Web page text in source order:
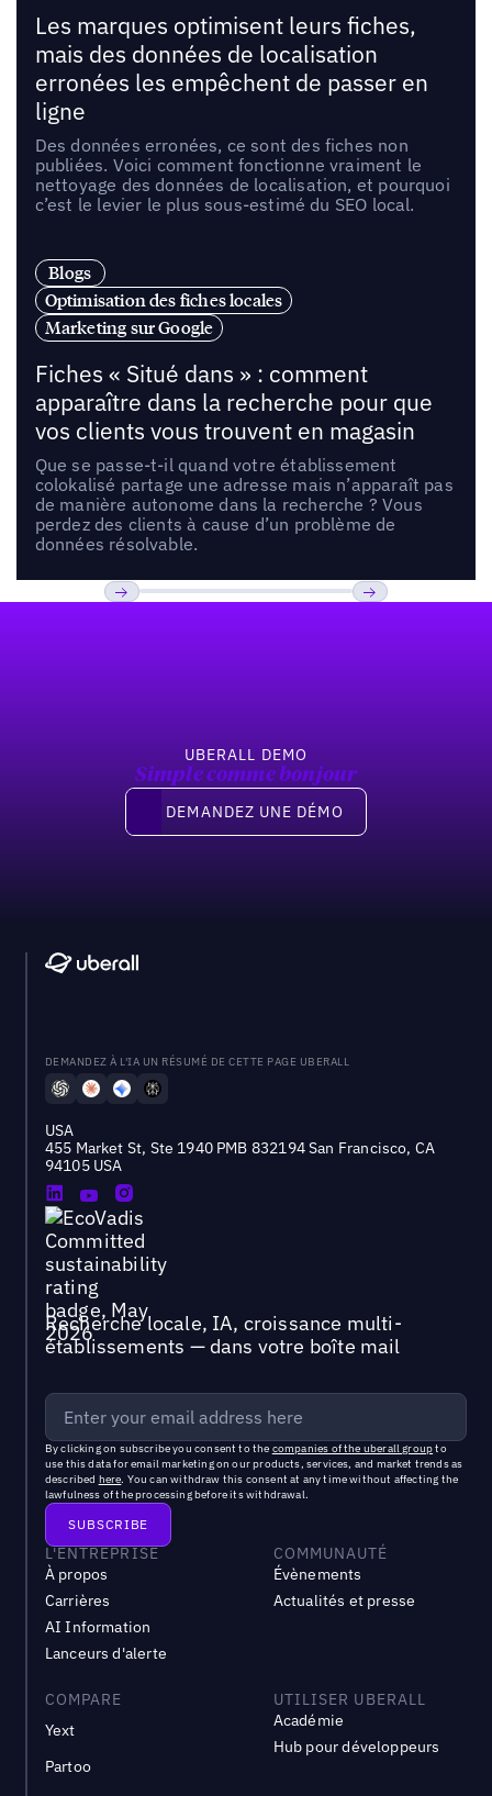
Les marques optimisent leurs fiches,
mais des données de localisation
erronées les empêchent de passer en
ligne
Des données erronées, ce sont des fiches non
publiées. Voici comment fonctionne vraiment le
nettoyage des données de localisation, et pourquoi
c’est le levier le plus sous-estimé du SEO local.
Blogs
Optimisation des fiches locales
Marketing sur Google
Fiches « Situé dans » : comment
apparaître dans la recherche pour que
vos clients vous trouvent en magasin
Que se passe-t-il quand votre établissement
colokalisé partage une adresse mais n’apparaît pas
de manière autonome dans la recherche ? Vous
perdez des clients à cause d’un problème de
données résolvable.
UBERALL DEMO
Simple comme bonjour
Demandez une démo
DEMANDEZ UNE DÉMO
DEMANDEZ À L'IA UN RÉSUMÉ DE CETTE PAGE UBERALL
USA
455 Market St, Ste 1940 PMB 832194 San Francisco, CA
94105 USA
Recherche locale, IA, croissance multi-
établissements — dans votre boîte mail
By clicking on subscribe you consent to the companies of the uberall groupto
use this data for email marketing on our products, services, and market trends as
described here. You can withdraw this consent at any time without affecting the
lawfulness of the processing before its withdrawal.
L'ENTREPRISE
À propos
Carrières
AI Information
Lanceurs d'alerte
COMMUNAUTÉ
Évènements
Actualités et presse
COMPARE
Yext
Partoo
UTILISER UBERALL
Académie
Hub pour développeurs